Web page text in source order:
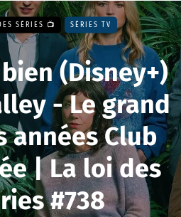
SÉRIES 📺 SÉRIES TV
(Disney+)
- Le grand
années Club
| La loi des
#738